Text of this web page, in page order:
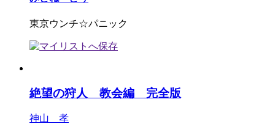
東京ウンチ☆パニック
絶望の狩人 教会編 完全版
神山 孝